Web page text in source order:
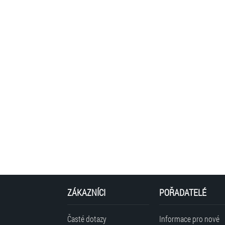
ZÁKAZNÍCI
Časté dotazy
POŘADATELÉ
Informace pro nové